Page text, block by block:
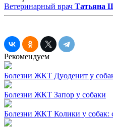
Ветеринарный врач Татьяна
Рекомендуем
Болезни ЖКТ Дуоденит у
Болезни ЖКТ Запор у собаки
Болезни ЖКТ Колики у